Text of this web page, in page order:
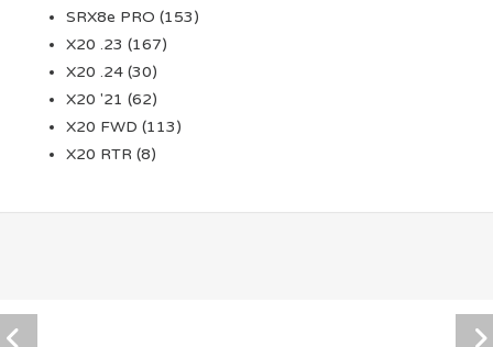
SRX8e PRO (153)
X20 .23 (167)
X20 .24 (30)
X20 '21 (62)
X20 FWD (113)
X20 RTR (8)